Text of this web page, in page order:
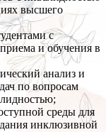
высшего
с
и обучения в
анализ и
по вопросам
среды для
инклюзивной